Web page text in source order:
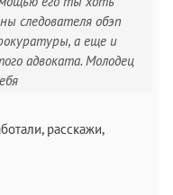
следователя обэп
а еще и
адвоката. Молодец
расскажи,